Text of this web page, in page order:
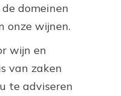
domeinen
onze wijnen.
wijn en
van zaken
te adviseren